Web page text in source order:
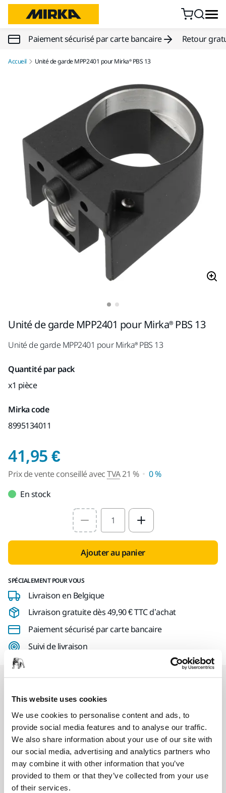
This website uses cookies
We use cookies to personalise content and ads, to
provide social media features and to analyse our traffic.
We also share information about your use of our site with
our social media, advertising and analytics partners who
may combine it with other information that you’ve
provided to them or that they’ve collected from your use
of their services.
Paiement sécurisé par carte bancaire Retour
Accueil Unité de garde MPP2401 pour Mirka® PBS 13
Unité de garde MPP2401 pour Mirka® PBS 13
Unité de garde MPP2401 pour Mirka® PBS 13
Quantité par pack
x1 pièce
Mirka code
8995134011
41,95 €Prix de vente
Prix de vente conseillé avecTVA21 %
0 %
En stock
Select quantity value
Ajouter au panier
SPÉCIALEMENT POUR VOUS
Livraison en Belgique
Livraison gratuite dès 49,90 € TTC d’achat
Paiement sécurisé par carte bancaire
Suivi de livraison
SAV Mirka exclusif
Service client Mirka
Garantie 2 ans + 1 an offert pour les outils
Abrasifs & outils professionnels au service d'une